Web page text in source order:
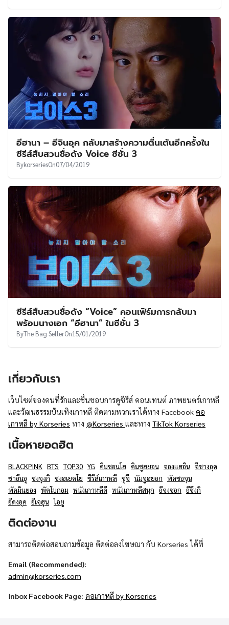
อีฮานา – อีจินอุค กลับมาสร้างความตื่นเต้นอีกครั้งใน
ซีรีส์สืบสวนชื่อดัง Voice ซีซั่น 3
BykorseriesOn07/04/2019
ซีรีส์สืบสวนชื่อดัง “Voice” คอนเฟิร์มการกลับมา
พร้อมนางเอก “อีฮานา” ในซีซั่น 3
ByThe Bag SellerOn15/01/2019
เกี่ยวกับเรา
เว็บไซต์ของคนที่รักและชื่นชอบการดูซีรีส์ คอนเทนต์ ภาพยนตร์เกาหลี
และวัฒนธรรมบันเทิงเกาหลี ติดตามพวกเราได้ทาง Facebook คอ
เกาหลี by Korseries ทาง @Korseries และทาง TikTok Korseries
เนื้อหายอดฮิต
BLACKPINK BTS TOP30 YG คิมซอนโฮ คิมซูฮยอน จองแฮอิน จีชางอุค
ชาอึนอู ซงจุงกิ ซงฮเยคโย ซีรีส์เกาหลี ซูจี นัมจูฮยอก พัคซอจุน
พัคมินยอง พัคโบกอม หนังเกาหลีดี หนังเกาหลีสนุก อีจงซอก อีซึงกิ
อีดงอุค อีเจฮุน ไอยู
ติดต่องาน
สามารถติดต่อสอบถามข้อมูล ติดต่อลงโฆษณา กับ Korseries ได้ที่
Email (Recommended):
admin@korseries.com
Inbox Facebook Page: คอเกาหลี by Korseries